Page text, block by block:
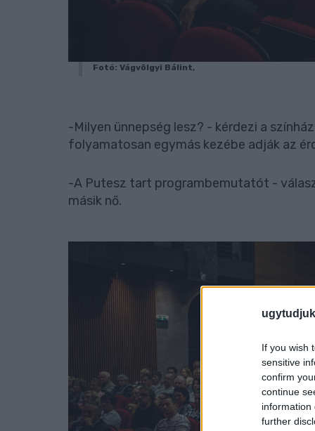
If you wish
sensitive
confirm
continue
information
further
Fotó: Vágvölgyi Bálint,
-Milyen ünnepség lesz? - kérdezi a
folyamatosan egymás kezébe adják az
-A Putesz tart programbemutatót -
másik nő.